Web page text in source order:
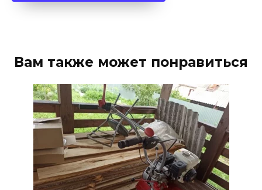
Вам также может понравиться